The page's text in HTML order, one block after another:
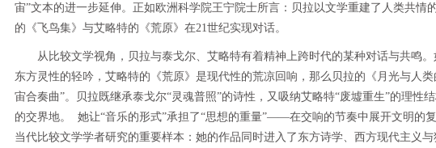
宙”文本的进一步延伸。正如欧洲科学院王宁院士所言：贝拉以文学重建了人类共情
的《飞鸟集》与艾略特的《荒原》在21世纪实现对话。
从比较文学视角，贝拉与泰戈尔、艾略特有着精神上跨时代的某种对话与共鸣
东方灵性的轻吟，艾略特的《荒原》是现代性的荒凉回响，那么贝拉的《月光与人
宙合奏曲”。贝拉既继承泰戈尔“灵魂普照”的诗性，又吸纳艾略特“废墟重生”的理性
的交界地。 她让“音乐的形式”承担了“思想的重量”——在交响的节奏中展开文明的
当代比较文学学者研究的重要样本：她的作品同时进入了东方诗学、西方现代主义与